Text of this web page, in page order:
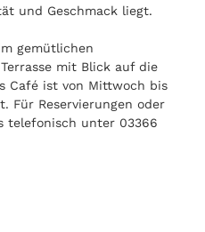
und Geschmack liegt.
gemütlichen
mit Blick auf die
Café ist von Mittwoch bis
Für Reservierungen oder
telefonisch unter 03366